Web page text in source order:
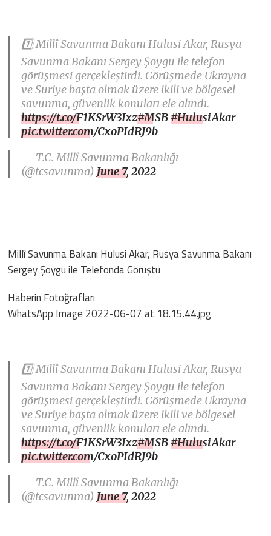
1️⃣ Millî Savunma Bakanı Hulusi Akar, Rusya
Savunma Bakanı Sergey Şoygu ile telefon
görüşmesi gerçekleştirdi. Görüşmede Ukrayna
ve Suriye başta olmak üzere ikili ve bölgesel
savunma, güvenlik konuları ele alındı.
https://t.co/F1KSrW3Ixz#MSB#HulusiAkar
pic.twitter.com/CxoPIdRJ9b
— T.C. Millî Savunma Bakanlığı
(@tcsavunma)June 7, 2022
Millî Savunma Bakanı Hulusi Akar, Rusya Savunma Bakanı
Sergey Şoygu ile Telefonda Görüştü
Haberin Fotoğrafları
WhatsApp Image 2022-06-07 at 18.15.44.jpg
1️⃣ Millî Savunma Bakanı Hulusi Akar, Rusya
Savunma Bakanı Sergey Şoygu ile telefon
görüşmesi gerçekleştirdi. Görüşmede Ukrayna
ve Suriye başta olmak üzere ikili ve bölgesel
savunma, güvenlik konuları ele alındı.
https://t.co/F1KSrW3Ixz#MSB#HulusiAkar
pic.twitter.com/CxoPIdRJ9b
— T.C. Millî Savunma Bakanlığı
(@tcsavunma)June 7, 2022